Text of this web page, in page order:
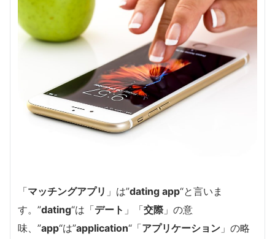
「マッチングアプリ 」は”dating app“と言いま
す。”dating“は「デート 」「交際 」の意
味、”app“は”application“「アプリケーション 」の略